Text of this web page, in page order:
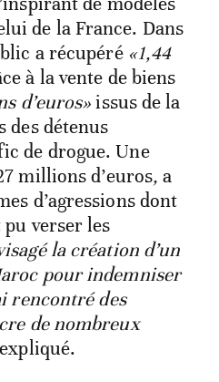
de la France. Dans
a récupéré «1,44
à la vente de biens
d’euros»issus de la
des détenus
de drogue. Une
millions d’euros, a
d’agressions dont
pu verser les
la création d’un
pour indemniser
rencontré des
de nombreux